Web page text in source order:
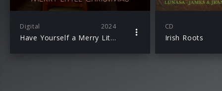
Digital 2024
Have Yourself a Merry Little Christmas (Version for Violin and Chamber Orchestra)
CD
Irish Roots